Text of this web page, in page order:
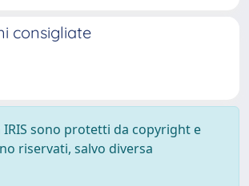
consigliate
sono protetti da copyright e
riservati, salvo diversa